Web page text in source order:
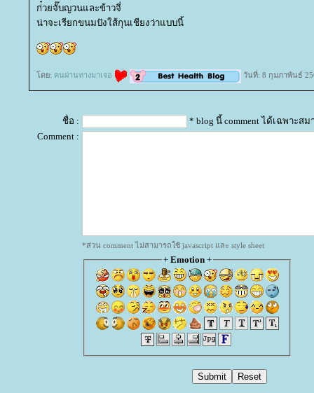
ก่๋วยจั๊บญวนและข้าวจี่
น่าจะเรียกขนมปังใส้กุนเชียงว่าแบบนี้
ดย: คนผ่านทางมาเจอ วันที่: 8 กุมภาพันธ์
ชื่อ :
* blog นี้ comment ได้เฉพาะสม
Comment :
*ส่วน comment ไม่สามารถใช้ javascript และ style sheet
+ Emotion+